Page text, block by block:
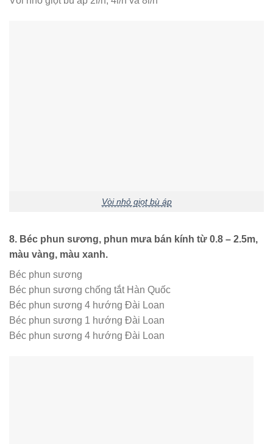
Vòi nhỏ giọt bù áp
8. Béc phun sương, phun mưa bán kính từ 0.8 – 2.5m,
màu vàng, màu xanh.
Béc phun sương
Béc phun sương chống tắt Hàn Quốc
Béc phun sương 4 hướng Đài Loan
Béc phun sương 1 hướng Đài Loan
Béc phun sương 4 hướng Đài Loan